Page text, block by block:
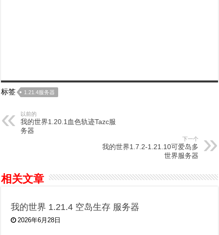
标签 1.21.4服务器
以前的
我的世界1.20.1血色轨迹Tazc服
务器
下一个
我的世界1.7.2-1.21.10可爱岛多
世界服务器
相关文章
我的世界 1.21.4 空岛生存 服务器
2026年6月28日